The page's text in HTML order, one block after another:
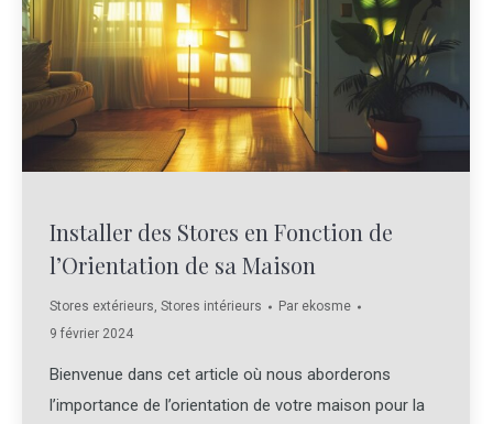
Installer des Stores en Fonction de
l’Orientation de sa Maison
Stores extérieurs, Stores intérieurs Par ekosme
9 février 2024
Bienvenue dans cet article où nous aborderons
l’importance de l’orientation de votre maison pour la